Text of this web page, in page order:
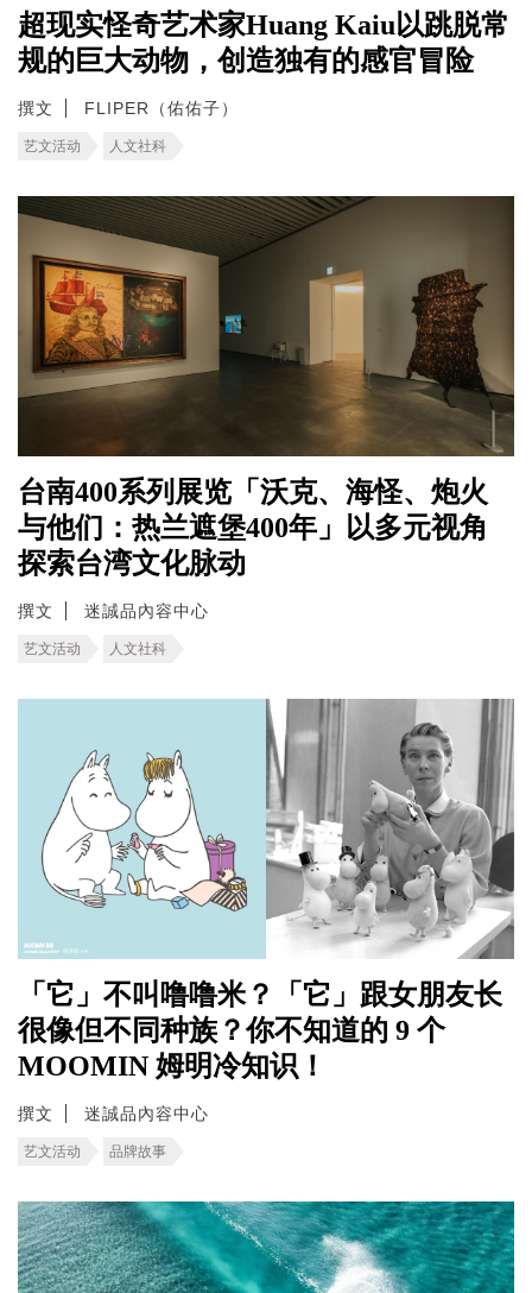
超现实怪奇艺术家Huang Kaiu以跳脱常
规的巨大动物，创造独有的感官冒险
撰文 FLIPER（佑佑子）
艺文活动 人文社科
台南400系列展览「沃克、海怪、炮火
与他们：热兰遮堡400年」以多元视角
探索台湾文化脉动
撰文 迷誠品內容中心
艺文活动 人文社科
「它」不叫噜噜米？「它」跟女朋友长
很像但不同种族？你不知道的 9 个
MOOMIN 姆明冷知识！
撰文 迷誠品內容中心
艺文活动 品牌故事